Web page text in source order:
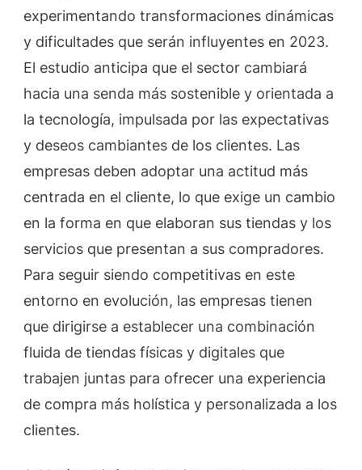
experimentando transformaciones dinámicas
y dificultades que serán influyentes en 2023.
El estudio anticipa que el sector cambiará
hacia una senda más sostenible y orientada a
la tecnología, impulsada por las expectativas
y deseos cambiantes de los clientes. Las
empresas deben adoptar una actitud más
centrada en el cliente, lo que exige un cambio
en la forma en que elaboran sus tiendas y los
servicios que presentan a sus compradores.
Para seguir siendo competitivas en este
entorno en evolución, las empresas tienen
que dirigirse a establecer una combinación
fluida de tiendas físicas y digitales que
trabajen juntas para ofrecer una experiencia
de compra más holística y personalizada a los
clientes.